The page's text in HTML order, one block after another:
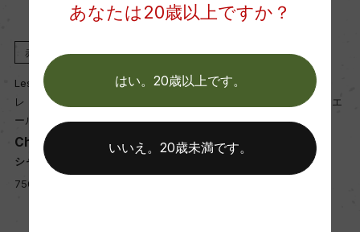
醗酵・熟成
醗酵：ー
熟成：熟成:オーク樽熟成 12カ月(225L、新樽比率
50%)
年間生産量
赤 2019
Les Domaines C.G.R.
レ・ドメーヌ・セー・ジェー・エ
ール
Chateau La Cardonne
シャトー・ラ・カルドンヌ
750ml, 4,000 yen
赤 2016
Les Domaines C.G.R.
レ・ドメーヌ・セー・ジェー・エ
ール
Chateau La Cardonne
あなたは20歳以上ですか？
はい。20歳以上です。
いいえ。20歳未満です。